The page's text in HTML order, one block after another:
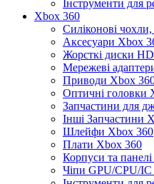
Інструменти для
Xbox 360
Силіконові
Аксесуари Xbox
Жорсткі диски
Мережеві
Приводи Xbox
Оптичні головки
Запчастини для
Інші Запчастини
Шлейфи Xbox 360
Плати Xbox 360
Корпуси та
Чіпи GPU/CPU/IC